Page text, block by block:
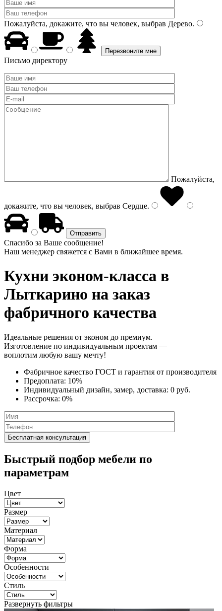
Пожалуйста, докажите, что вы человек, выбрав Дерево.
Письмо директору
Пожалуйста,
докажите, что вы человек, выбрав Сердце.
Спасибо за Ваше сообщение!
Наш менеджер свяжется с Вами в ближайшее время.
Кухни эконом-класса в
Лыткарино на заказ
фабричного качества
Идеальные решения от эконом до премиум.
Изготовление по индивидуальным проектам —
воплотим любую вашу мечту!
Фабричное качество ГОСТ и гарантия от производителя
Предоплата: 10%
Индивидуальный дизайн, замер, доставка: 0 руб.
Рассрочка: 0%
Быстрый подбор мебели по
параметрам
Цвет
Размер
Материал
Форма
Особенности
Стиль
Развернуть фильтры